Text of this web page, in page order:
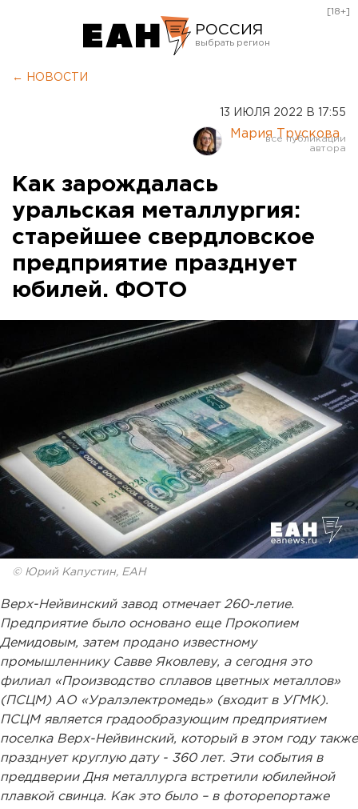
РОССИЯ
Курган
Оренбург
[18+]
← НОВОСТИ
13 ИЮЛЯ 2022 В 17:55
Мария Трускова
Как зарождалась
уральская металлургия:
старейшее свердловское
предприятие празднует
юбилей. ФОТО
© Юрий Капустин, ЕАН
Верх-Нейвинский завод отмечает 260-летие.
Предприятие было основано еще Прокопием
Демидовым, затем продано известному
промышленнику Савве Яковлеву, а сегодня это
филиал «Производство сплавов цветных металлов»
(ПСЦМ) АО «Уралэлектромедь» (входит в УГМК).
ПСЦМ является градообразующим предприятием
поселка Верх-Нейвинский, который в этом году также
празднует круглую дату - 360 лет. Эти события в
преддверии Дня металлурга встретили юбилейной
плавкой свинца. Как это было – в фоторепортаже